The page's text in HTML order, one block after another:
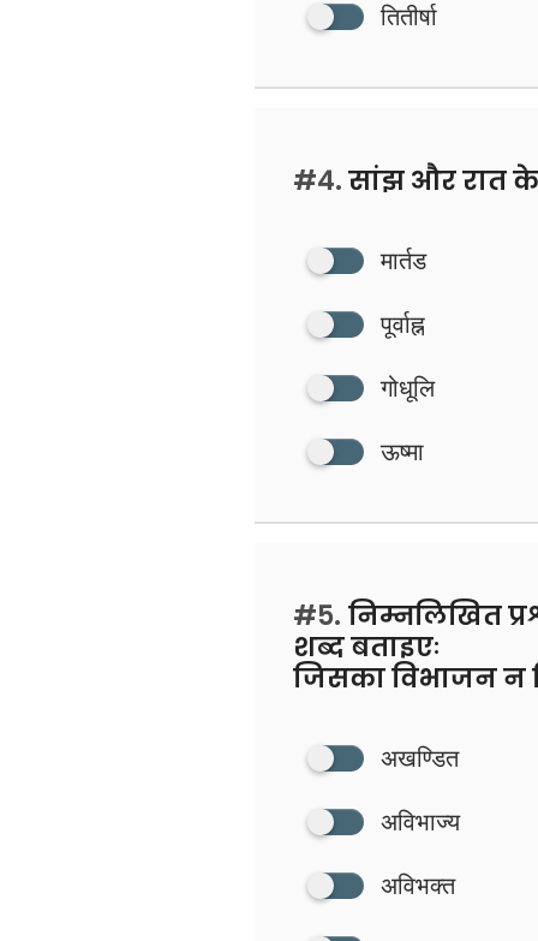
तितीर्षा
#4.सांझ और रात
मार्तड
पूर्वाह्न
गोधूलि
ऊष्मा
#5. निम्नलिखित
शब्द बताइएः
जिसका विभाजन न
अखण्डित
अविभाज्य
अविभक्त